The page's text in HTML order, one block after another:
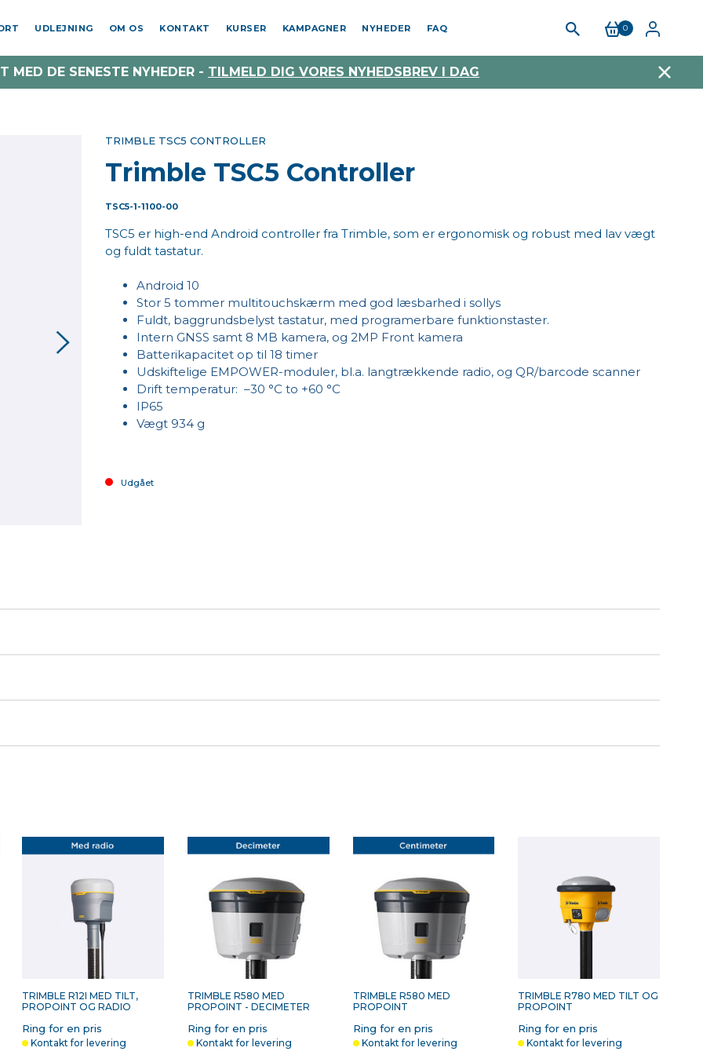
UDLEJNING OM OS KONTAKT KURSER KAMPAGNER NYHEDER FAQ 0
MED DE SENESTE NYHEDER - TILMELD DIG VORES NYHEDSBREV I DAG
TRIMBLE TSC5 CONTROLLER
Trimble TSC5 Controller
TSC5-1-1100-00
TSC5 er high-end Android controller fra Trimble, som er ergonomisk og robust med lav vægt
og fuldt tastatur.
Android 10
Stor 5 tommer multitouchskærm med god læsbarhed i sollys
Fuldt, baggrundsbelyst tastatur, med programerbare funktionstaster.
Intern GNSS samt 8 MB kamera, og 2MP Front kamera
Batterikapacitet op til 18 timer
Udskiftelige EMPOWER-moduler, bl.a. langtrækkende radio, og QR/barcode scanner
Drift temperatur: –30 °C to +60 °C
IP65
Vægt 934 g
Udgået
type TFT Display, 365 cd/m² Lærbar i sollys.
(121928-01)
TRIMBLE SKULDERREM TIL
T7/TSC7/TSC510/TSC710
338,00 kr. ekskl. moms
TRIMBLE SKULDERTASKE
T7/T100/TSC5/TSC510/TSC7/TSC710
OG CATALYST DA2
750,00 kr. ekskl. moms
På lager
TRIMBLE TSC5/TSC510
HOLDER TIL STOK
548,00 kr. ekskl. moms
På lager
HARDWAREGARANTI TIL
TSC5/TSC7/TSC510/TSC710
TRIMBLE R12I MED TILT,
PROPOINT OG RADIO
Ring for en pris
Kontakt for levering
TRIMBLE R580 MED
PROPOINT - DECIMETER
Ring for en pris
Kontakt for levering
TRIMBLE R580 MED
PROPOINT
Ring for en pris
Kontakt for levering
TRIMBLE R780 MED TILT OG
PROPOINT
Ring for en pris
Kontakt for levering